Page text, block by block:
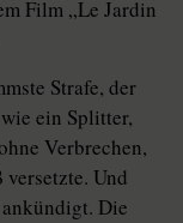
Film „Le Jardin
Strafe, der
ein Splitter,
Verbrechen,
versetzte. Und
Die